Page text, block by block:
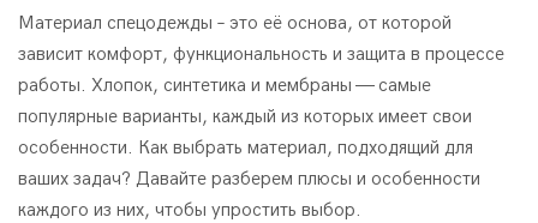
Материал спецодежды – это её основа, от которой
зависит комфорт, функциональность и защита в процессе
работы. Хлопок, синтетика и мембраны — самые
популярные варианты, каждый из которых имеет свои
особенности. Как выбрать материал, подходящий для
ваших задач? Давайте разберем плюсы и особенности
каждого из них, чтобы упростить выбор.